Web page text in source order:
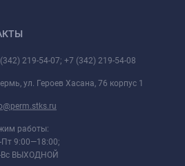
219-54-07; +7 (342) 219-54-08
ул. Героев Хасана, 76 корпус 1
работы:
Пт 9:00—18:00;
Вс ВЫХОДНОЙ